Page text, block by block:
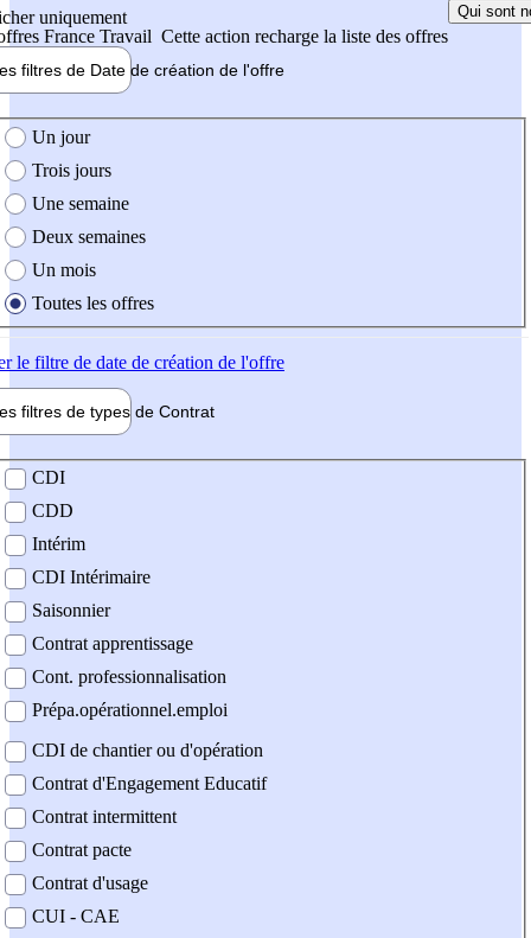
uniquement
France Travail Cette action recharge la liste des offres
Qui sont
filtres de Date de création de l'offre
création de l'offre
Un jour
Trois jours
Une semaine
Deux semaines
Un mois
Toutes les offres
le filtre de date de création de l'offre
filtres de types de Contrat
contrat
CDI
CDD
Intérim
CDI Intérimaire
Saisonnier
Contrat apprentissage
Cont. professionnalisation
Prépa.opérationnel.emploi
CDI de chantier ou d'opération
Contrat d'Engagement Educatif
Contrat intermittent
Contrat pacte
Contrat d'usage
CUI - CAE